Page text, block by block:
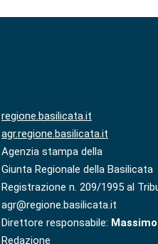
regione.basilicata.it
agr.regione.basilicata.it
Agenzia stampa della
Giunta Regionale della Basilicata
Registrazione n. 209/1995 al
agr@regione.basilicata.it
Direttore responsabile:
Redazione